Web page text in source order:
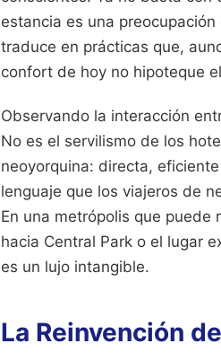
estancia es una
traduce en prácticas que,
confort de hoy no hipoteque
Observando la interacción
No es el servilismo de los
neoyorquina: directa,
lenguaje que los viajeros de
En una metrópolis que
hacia Central Park o el lugar
es un lujo intangible.
La Reinvención